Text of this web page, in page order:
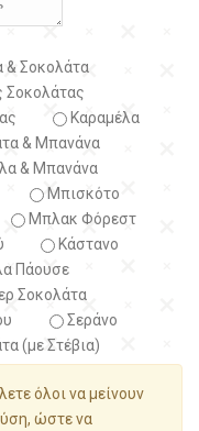
& Σοκολάτα
Σοκολάτας
Καραμέλα
& Μπανάνα
& Μπανάνα
Μπισκότο
Μπλακ Φόρεστ
Κάστανο
Πάουσε
Σοκολάτα
Σεράνο
(με Στέβια)
όλοι να μείνουν
ώστε να